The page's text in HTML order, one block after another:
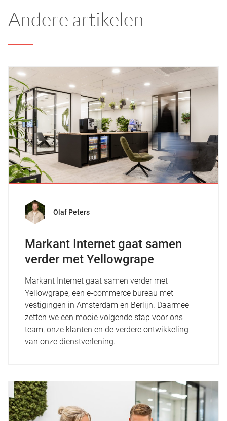
Andere artikelen
Olaf Peters
Markant Internet gaat samen
verder met Yellowgrape
Markant Internet gaat samen verder met
Yellowgrape, een e-commerce bureau met
vestigingen in Amsterdam en Berlijn. Daarmee
zetten we een mooie volgende stap voor ons
team, onze klanten en de verdere ontwikkeling
van onze dienstverlening.